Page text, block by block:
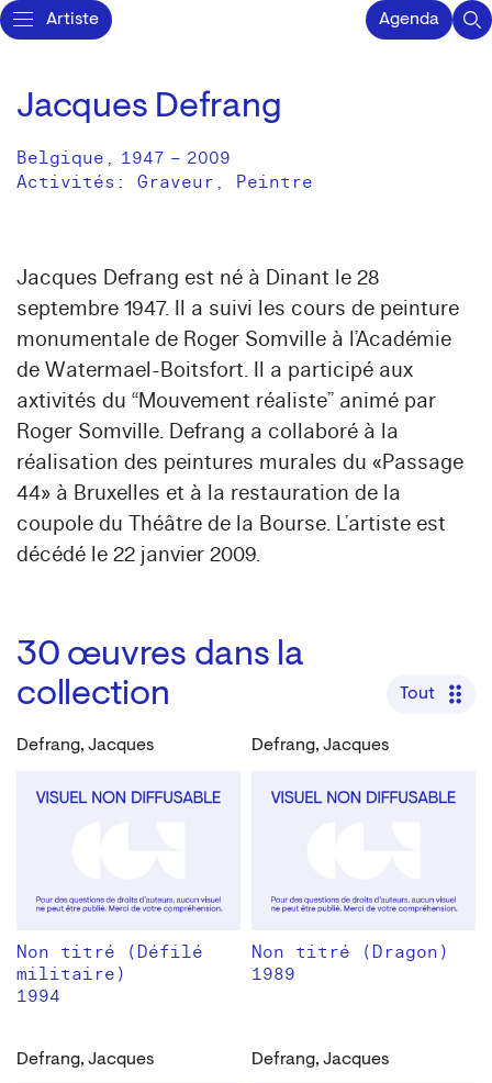
Artiste Agenda
Jacques Defrang
Belgique , 1947 – 2009
Activités: Graveur Peintre
Jacques Defrang est né à Dinant le 28
septembre 1947. Il a suivi les cours de peinture
monumentale de Roger Somville à l’Académie
de Watermael-Boitsfort. Il a participé aux
axtivités du “Mouvement réaliste” animé par
Roger Somville. Defrang a collaboré à la
réalisation des peintures murales du «Passage
44» à Bruxelles et à la restauration de la
coupole du Théâtre de la Bourse. L’artiste est
décédé le 22 janvier 2009.
30 œuvres dans la
collection
Tout
Defrang, Jacques
Non titré (Défilé
militaire)
1994
Defrang, Jacques
Non titré (Dragon)
1989
Defrang, Jacques Defrang, Jacques